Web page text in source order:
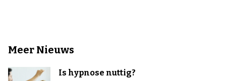
Meer Nieuws
Is hypnose nuttig?